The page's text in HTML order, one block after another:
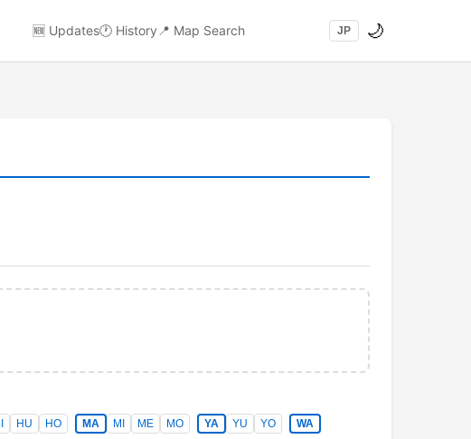
🆕 Updates🕐 History 📍 Map Search JP 🌙
HU HO MA MI ME MO YA YU YO WA